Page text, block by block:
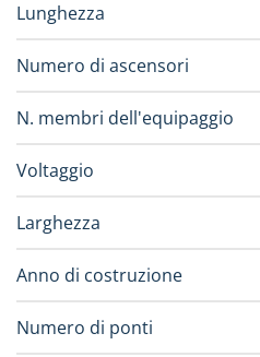
Lunghezza
Numero di ascensori
N. membri dell'equipaggio
Voltaggio
Larghezza
Anno di costruzione
Numero di ponti